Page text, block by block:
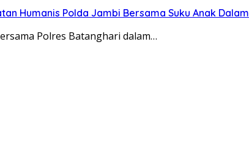
Humanis Polda Jambi Bersama Suku Anak Dalam
Polres Batanghari dalam…